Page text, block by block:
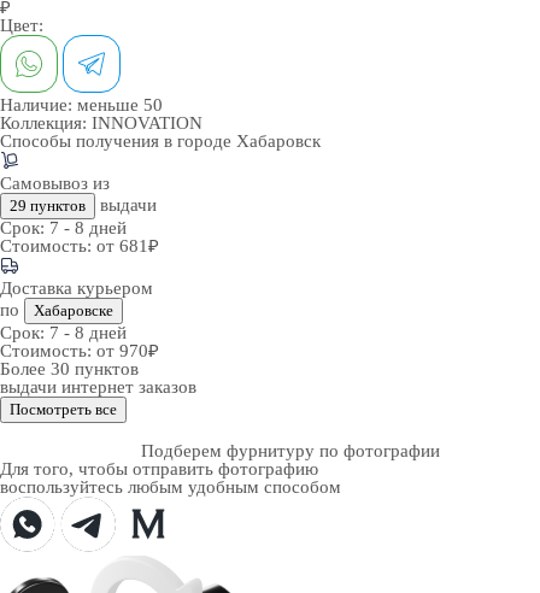
₽
Цвет:
Наличие: меньше 50
Коллекция: INNOVATION
Способы получения в городе Хабаровск
Самовывоз из
29 пунктов
выдачи
Срок: 7 - 8 дней
Стоимость: от 681₽
Доставка курьером
по
Хабаровске
Срок: 7 - 8 дней
Стоимость: от 970₽
Более 30 пунктов
выдачи интернет заказов
Посмотреть все
Подберем фурнитуру по фотографии
Для того, чтобы отправить фотографию
воспользуйтесь любым удобным способом